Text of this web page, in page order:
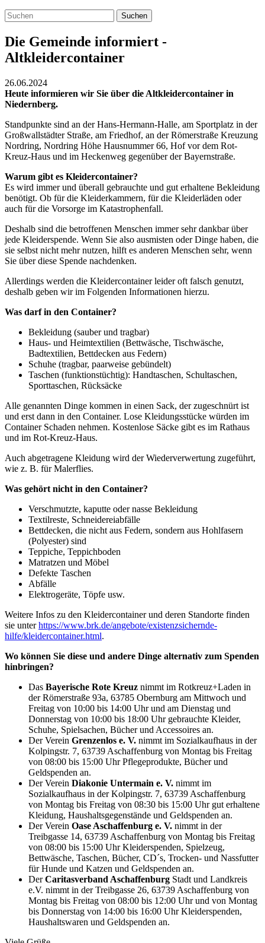
Suchen
Die Gemeinde informiert -
Altkleidercontainer
26.06.2024
Heute informieren wir Sie über die Altkleidercontainer in
Niedernberg.
Standpunkte sind an der Hans-Hermann-Halle, am Sportplatz in der
Großwallstädter Straße, am Friedhof, an der Römerstraße Kreuzung
Nordring, Nordring Höhe Hausnummer 66, Hof vor dem Rot-
Kreuz-Haus und im Heckenweg gegenüber der Bayernstraße.
Warum gibt es Kleidercontainer?
Es wird immer und überall gebrauchte und gut erhaltene Bekleidung
benötigt. Ob für die Kleiderkammern, für die Kleiderläden oder
auch für die Vorsorge im Katastrophenfall.
Deshalb sind die betroffenen Menschen immer sehr dankbar über
jede Kleiderspende. Wenn Sie also ausmisten oder Dinge haben, die
sie selbst nicht mehr nutzen, hilft es anderen Menschen sehr, wenn
Sie über diese Spende nachdenken.
Allerdings werden die Kleidercontainer leider oft falsch genutzt,
deshalb geben wir im Folgenden Informationen hierzu.
Was darf in den Container?
Bekleidung (sauber und tragbar)
Haus- und Heimtextilien (Bettwäsche, Tischwäsche,
Badtextilien, Bettdecken aus Federn)
Schuhe (tragbar, paarweise gebündelt)
Taschen (funktionstüchtig): Handtaschen, Schultaschen,
Sporttaschen, Rücksäcke
Alle genannten Dinge kommen in einen Sack, der zugeschnürt ist
und erst dann in den Container. Lose Kleidungsstücke würden im
Container Schaden nehmen. Kostenlose Säcke gibt es im Rathaus
und im Rot-Kreuz-Haus.
Auch abgetragene Kleidung wird der Wiederverwertung zugeführt,
wie z. B. für Malerflies.
Was gehört nicht in den Container?
Verschmutzte, kaputte oder nasse Bekleidung
Textilreste, Schneidereiabfälle
Bettdecken, die nicht aus Federn, sondern aus Hohlfasern
(Polyester) sind
Teppiche, Teppichboden
Matratzen und Möbel
Defekte Taschen
Abfälle
Elektrogeräte, Töpfe usw.
Weitere Infos zu den Kleidercontainer und deren Standorte finden
sie unterhttps://www.brk.de/angebote/existenzsichernde-
hilfe/kleidercontainer.html.
Wo können Sie diese und andere Dinge alternativ zum Spenden
hinbringen?
Das Bayerische Rote Kreuz nimmt im Rotkreuz+Laden in
der Römerstraße 93a, 63785 Obernburg am Mittwoch und
Freitag von 10:00 bis 14:00 Uhr und am Dienstag und
Donnerstag von 10:00 bis 18:00 Uhr gebrauchte Kleider,
Schuhe, Spielsachen, Bücher und Accessoires an.
Der Verein Grenzenlos e. V. nimmt im Sozialkaufhaus in der
Kolpingstr. 7, 63739 Aschaffenburg von Montag bis Freitag
von 08:00 bis 15:00 Uhr Pflegeprodukte, Bücher und
Geldspenden an.
Der Verein Diakonie Untermain e. V. nimmt im
Sozialkaufhaus in der Kolpingstr. 7, 63739 Aschaffenburg
von Montag bis Freitag von 08:30 bis 15:00 Uhr gut erhaltene
Kleidung, Haushaltsgegenstände und Geldspenden an.
Der Verein Oase Aschaffenburg e. V. nimmt in der
Treibgasse 14, 63739 Aschaffenburg von Montag bis Freitag
von 08:00 bis 15:00 Uhr Kleiderspenden, Spielzeug,
Bettwäsche, Taschen, Bücher, CD´s, Trocken- und Nassfutter
für Hunde und Katzen und Geldspenden an.
DerCaritasverband Aschaffenburg Stadt und Landkreis
e.V. nimmt in der Treibgasse 26, 63739 Aschaffenburg von
Montag bis Freitag von 08:00 bis 12:00 Uhr und von Montag
bis Donnerstag von 14:00 bis 16:00 Uhr Kleiderspenden,
Haushaltswaren und Geldspenden an.